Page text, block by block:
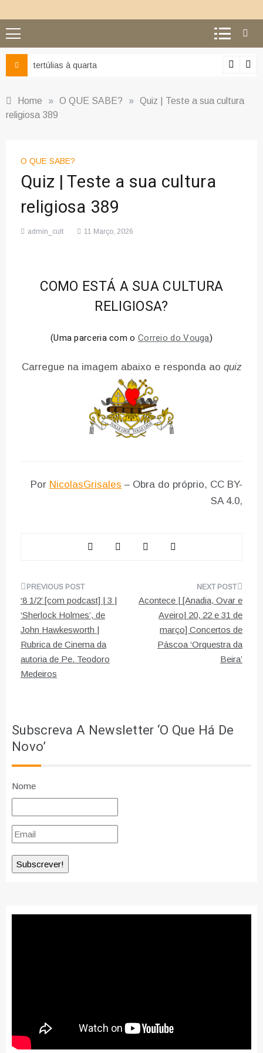
tertúlias à quarta
Home » O QUE SABE? » Quiz | Teste a sua cultura
religiosa 389
O QUE SABE?
Quiz | Teste a sua cultura
religiosa 389
admin_cult 11 Março, 2026
COMO ESTÁ A SUA CULTURA
RELIGIOSA?
(Uma parceria com o Correio do Vouga)
Carregue na imagem abaixo e responda ao quiz
Por NicolasGrisales – Obra do próprio, CC BY-
SA 4.0,
Navegação
de
artigos
‘8 1/2’ [com podcast] | 3 |
‘Sherlock Holmes’, de
John Hawkesworth |
Rubrica de Cinema da
autoria de Pe. Teodoro
Medeiros
Acontece | [Anadia, Ovar e
Aveiro| 20, 22 e 31 de
março] Concertos de
Páscoa ‘Orquestra da
Beira’
Subscreva A Newsletter ‘O Que Há De
Novo’
Nome